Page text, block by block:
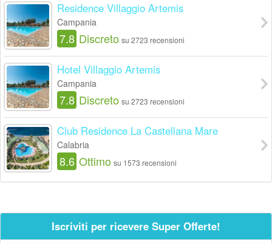
Residence Villaggio Artemis
Campania
7.8 Discreto su 2723 recensioni
Hotel Villaggio Artemis
Campania
7.8 Discreto su 2723 recensioni
Club Residence La Castellana Mare
Calabria
8.6 Ottimo su 1573 recensioni
Iscriviti per ricevere Super Offerte!